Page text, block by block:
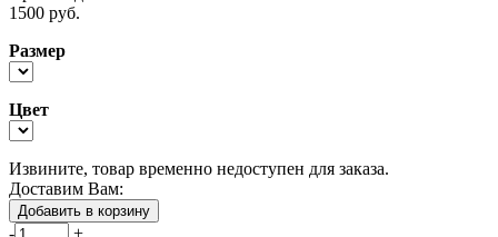
1500 руб.
Размер
Цвет
Извините, товар временно недоступен для заказа.
Доставим Вам:
Добавить в корзину
- +